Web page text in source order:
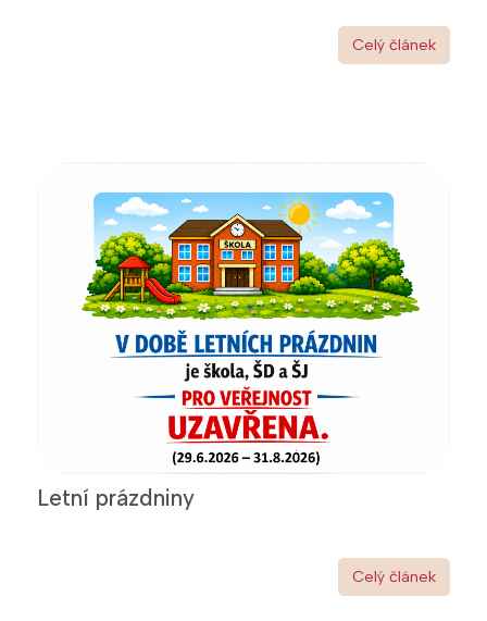
Celý článek
Letní prázdniny
Celý článek